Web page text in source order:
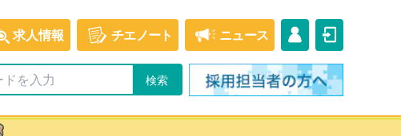
求人情報 チエノート ニュース